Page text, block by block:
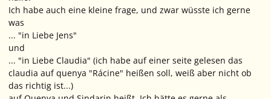
Ich habe auch eine kleine frage, und zwar wüsste ich gerne
was
... "in Liebe Jens"
und
... "in Liebe Claudia" (ich habe auf einer seite gelesen das
claudia auf quenya "Rácine" heißen soll, weiß aber nicht ob
das richtig ist...)